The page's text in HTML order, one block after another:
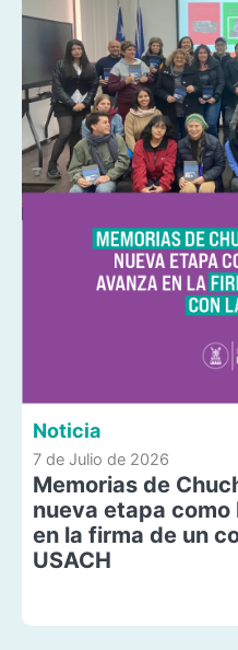
Noticia
7 de Julio de 2026
Memorias de
nueva etapa como
en la firma de un
USACH